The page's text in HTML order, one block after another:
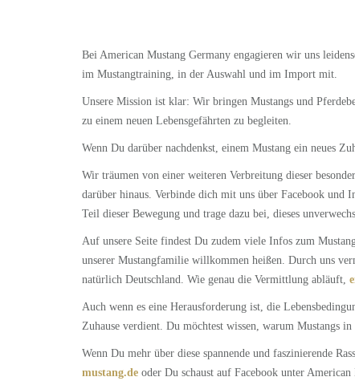
Bei American Mustang Germany engagieren wir uns
im Mustangtraining, in der Auswahl und im Import mit.
Unsere Mission ist klar: Wir bringen Mustangs und
zu einem neuen Lebensgefährten zu begleiten.
Wenn Du darüber nachdenkst, einem Mustang ein neues
Wir träumen von einer weiteren Verbreitung dieser
darüber hinaus. Verbinde dich mit uns über Facebook und
Teil dieser Bewegung und trage dazu bei, dieses
Auf unsere Seite findest Du zudem viele Infos zum
unserer Mustangfamilie willkommen heißen. Durch uns
natürlich Deutschland. Wie genau die Vermittlung abläuft,
Auch wenn es eine Herausforderung ist, die
Zuhause verdient. Du möchtest wissen, warum Mustangs
Wenn Du mehr über diese spannende und faszinierende
mustang.de oder Du schaust auf Facebook unter